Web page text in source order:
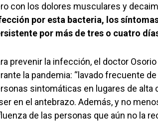
con los dolores musculares y
por esta bacteria, los
por más de tres o cuatro
prevenir la infección, el doctor
la pandemia: “lavado frecuente
sintomáticas en lugares de
en el antebrazo. Además, y no
de las personas que aún no la